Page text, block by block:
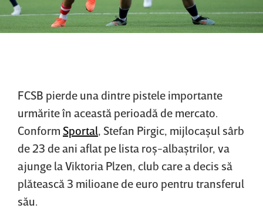
FCSB pierde una dintre pistele importante
urmărite în această perioadă de mercato.
Conform Sportal , Stefan Pirgic, mijlocaşul sârb
de 23 de ani aflat pe lista roş-albaştrilor, va
ajunge la Viktoria Plzen, club care a decis să
plătească 3 milioane de euro pentru transferul
său.